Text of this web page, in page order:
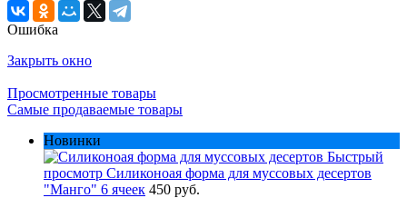
Ошибка
Закрыть окно
Просмотренные товары
Самые продаваемые товары
Новинки
Быстрый
просмотр Силиконоая форма для муссовых десертов
"Манго" 6 ячеек 450 руб.